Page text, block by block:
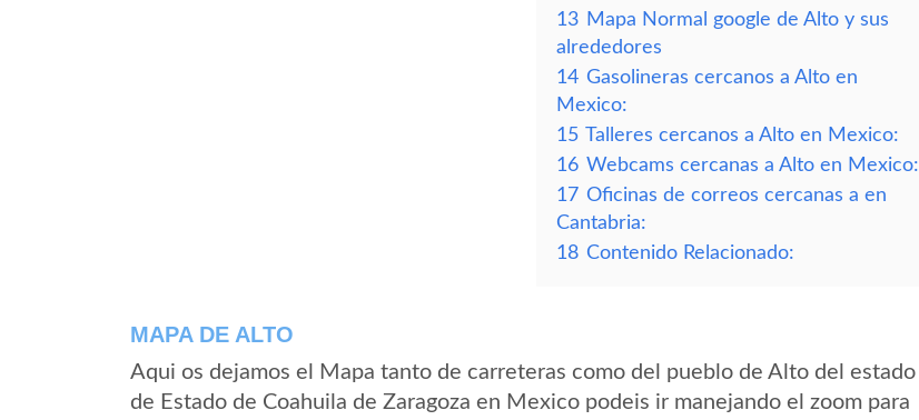
13 Mapa Normal google de Alto y sus
alrededores
14 Gasolineras cercanos a Alto en
Mexico:
15 Talleres cercanos a Alto en Mexico:
16 Webcams cercanas a Alto en Mexico:
17 Oficinas de correos cercanas a en
Cantabria:
18 Contenido Relacionado:
MAPA DE ALTO
Aqui os dejamos el Mapa tanto de carreteras como del pueblo de Alto del estado
de Estado de Coahuila de Zaragoza en Mexico podeis ir manejando el zoom para